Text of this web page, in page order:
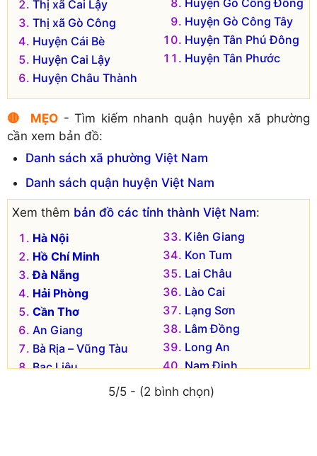
Thị xã Cai Lậy
Thị xã Gò Công
Huyện Cái Bè
Huyện Cai Lậy
Huyện Châu Thành
Huyện Gò Công Đông
Huyện Gò Công Tây
Huyện Tân Phú Đông
Huyện Tân Phước
🔴 MẸO- Tìm kiếm nhanh quận huyện xã phường
cần xem bản đồ:
Danh sách xã phường Việt Nam
Danh sách quận huyện Việt Nam
Xem thêm bản đồ các tỉnh thành Việt Nam:
Hà Nội
Hồ Chí Minh
Đà Nẵng
Hải Phòng
Cần Thơ
An Giang
Bà Rịa – Vũng Tàu
Bạc Liêu
Kiên Giang
Kon Tum
Lai Châu
Lào Cai
Lạng Sơn
Lâm Đồng
Long An
Nam Định
Nghệ An
Ninh Bình
5/5 - (2 bình chọn)